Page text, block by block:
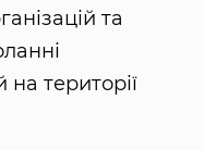
та
території